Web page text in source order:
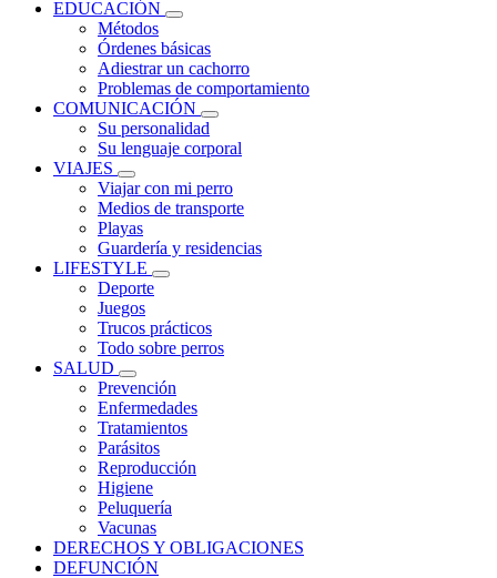
EDUCACIÓN
Métodos
Órdenes básicas
Adiestrar un cachorro
Problemas de comportamiento
COMUNICACIÓN
Su personalidad
Su lenguaje corporal
VIAJES
Viajar con mi perro
Medios de transporte
Playas
Guardería y residencias
LIFESTYLE
Deporte
Juegos
Trucos prácticos
Todo sobre perros
SALUD
Prevención
Enfermedades
Tratamientos
Parásitos
Reproducción
Higiene
Peluquería
Vacunas
DERECHOS Y OBLIGACIONES
DEFUNCIÓN